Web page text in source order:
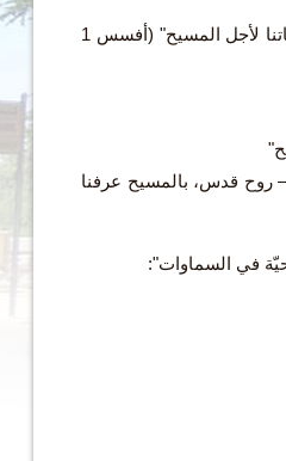
الموضوع: "حياتنا في المسيح، حياتنا لأجل المسيح" (أفسس 1
روح قدس، بالمسيح عرفنا